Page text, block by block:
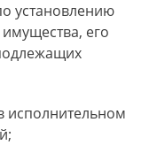
установлению
его
исполнительном